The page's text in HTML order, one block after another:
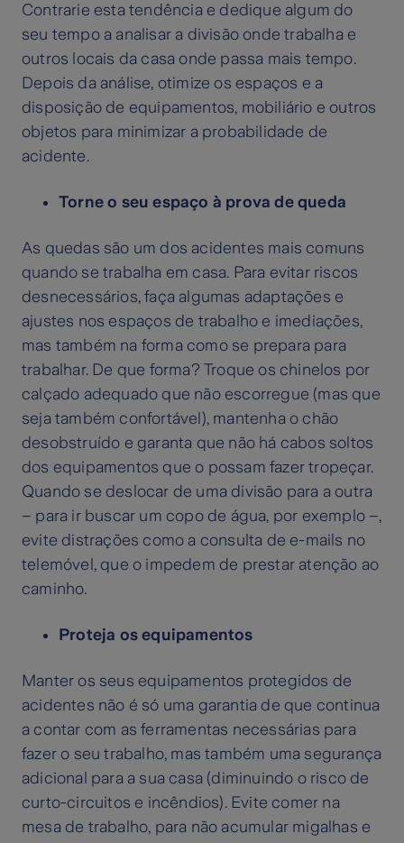
Contrarie esta tendência e dedique algum do
seu tempo a analisar a divisão onde trabalha e
outros locais da casa onde passa mais tempo.
Depois da análise, otimize os espaços e a
disposição de equipamentos, mobiliário e outros
objetos para minimizar a probabilidade de
acidente.
Torne o seu espaço à prova de queda
As quedas são um dos acidentes mais comuns
quando se trabalha em casa. Para evitar riscos
desnecessários, faça algumas adaptações e
ajustes nos espaços de trabalho e imediações,
mas também na forma como se prepara para
trabalhar. De que forma? Troque os chinelos por
calçado adequado que não escorregue (mas que
seja também confortável), mantenha o chão
desobstruído e garanta que não há cabos soltos
dos equipamentos que o possam fazer tropeçar.
Quando se deslocar de uma divisão para a outra
– para ir buscar um copo de água, por exemplo –,
evite distrações como a consulta de e-mails no
telemóvel, que o impedem de prestar atenção ao
caminho.
Proteja os equipamentos
Manter os seus equipamentos protegidos de
acidentes não é só uma garantia de que continua
a contar com as ferramentas necessárias para
fazer o seu trabalho, mas também uma segurança
adicional para a sua casa (diminuindo o risco de
curto-circuitos e incêndios). Evite comer na
mesa de trabalho, para não acumular migalhas e